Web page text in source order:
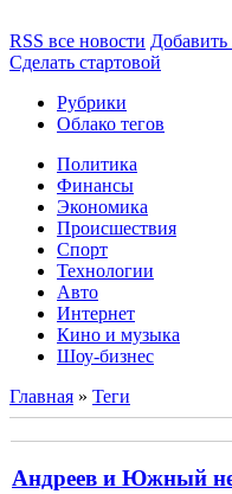
RSS все новости Добавить
Сделать стартовой
Рубрики
Облако тегов
Политика
Финансы
Экономика
Происшествия
Спорт
Технологии
Авто
Интернет
Кино и музыка
Шоу-бизнес
Главная » Теги
Андреев и Южный